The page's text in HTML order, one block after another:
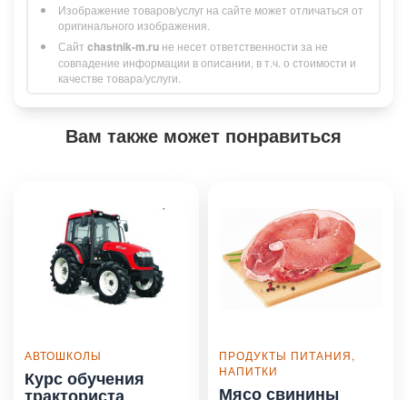
Изображение товаров/услуг на сайте может отличаться от
оригинального изображения.
Сайт chastnik-m.ru не несет ответственности за не
совпадение информации в описании, в т.ч. о стоимости и
качестве товара/услуги.
Вам также может понравиться
АВТОШКОЛЫ
Курс обучения
тракториста
ПРОДУКТЫ ПИТАНИЯ,
НАПИТКИ
Мясо свинины